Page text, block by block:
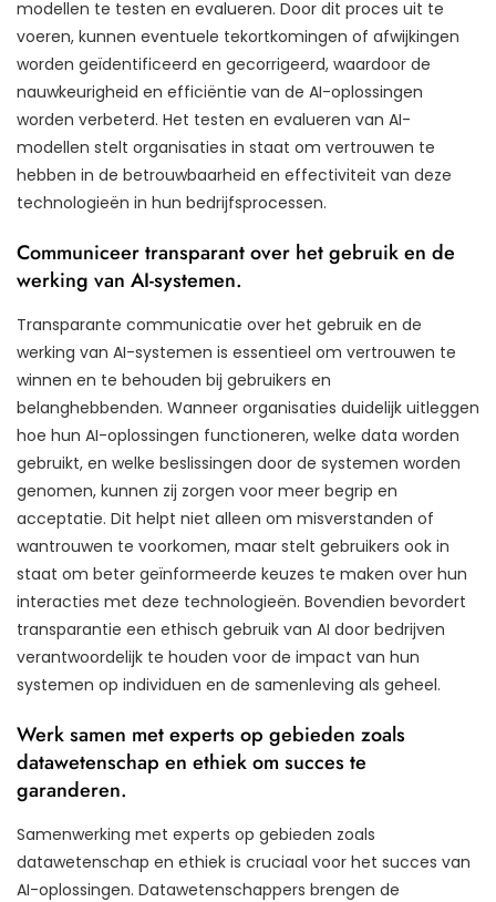
modellen te testen en evalueren. Door dit proces uit te
voeren, kunnen eventuele tekortkomingen of afwijkingen
worden geïdentificeerd en gecorrigeerd, waardoor de
nauwkeurigheid en efficiëntie van de AI-oplossingen
worden verbeterd. Het testen en evalueren van AI-
modellen stelt organisaties in staat om vertrouwen te
hebben in de betrouwbaarheid en effectiviteit van deze
technologieën in hun bedrijfsprocessen.
Communiceer transparant over het gebruik en de
werking van AI-systemen.
Transparante communicatie over het gebruik en de
werking van AI-systemen is essentieel om vertrouwen te
winnen en te behouden bij gebruikers en
belanghebbenden. Wanneer organisaties duidelijk uitleggen
hoe hun AI-oplossingen functioneren, welke data worden
gebruikt, en welke beslissingen door de systemen worden
genomen, kunnen zij zorgen voor meer begrip en
acceptatie. Dit helpt niet alleen om misverstanden of
wantrouwen te voorkomen, maar stelt gebruikers ook in
staat om beter geïnformeerde keuzes te maken over hun
interacties met deze technologieën. Bovendien bevordert
transparantie een ethisch gebruik van AI door bedrijven
verantwoordelijk te houden voor de impact van hun
systemen op individuen en de samenleving als geheel.
Werk samen met experts op gebieden zoals
datawetenschap en ethiek om succes te
garanderen.
Samenwerking met experts op gebieden zoals
datawetenschap en ethiek is cruciaal voor het succes van
AI-oplossingen. Datawetenschappers brengen de